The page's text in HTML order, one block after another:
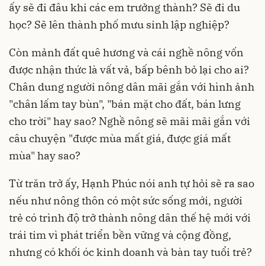
ấy sẽ đi đâu khi các em trưởng thành? Sẽ đi du
học? Sẽ lên thành phố mưu sinh lập nghiệp?
Còn mảnh đất quê hương và cái nghề nông vốn
được nhận thức là vất vả, bấp bênh bỏ lại cho ai?
Chân dung người nông dân mãi gắn với hình ảnh
"chân lấm tay bùn", "bán mặt cho đất, bán lưng
cho trời" hay sao? Nghề nông sẽ mãi mãi gắn với
câu chuyện "được mùa mất giá, được giá mất
mùa" hay sao?
Từ trăn trở ấy, Hạnh Phúc nói anh tự hỏi sẽ ra sao
nếu như nông thôn có một sức sống mới, người
trẻ có trình độ trở thành nông dân thế hệ mới với
trái tim vì phát triển bền vững và cộng đồng,
nhưng có khối óc kinh doanh và bàn tay tuổi trẻ?